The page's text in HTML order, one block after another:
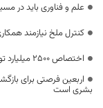
علم و فناوری باید در
کنترل ملخ نیازمند
اختصاص 2500 میلیارد تومان برای توسعه راه‌های دوبانده خراسان جنوبی
اربعین فرصتی برای
بشری است